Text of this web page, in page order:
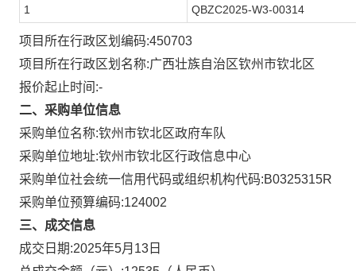
1 QBZC2025-W3-00314
项目所在行政区划编码:450703
项目所在行政区划名称:广西壮族自治区钦州市钦北区
报价起止时间:-
二、采购单位信息
采购单位名称:钦州市钦北区政府车队
采购单位地址:钦州市钦北区行政信息中心
采购单位社会统一信用代码或组织机构代码:B0325315R
采购单位预算编码:124002
三、成交信息
成交日期:2025年5月13日